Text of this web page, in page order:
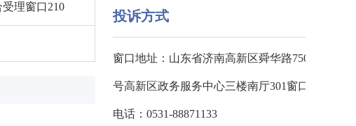
理窗口210
投诉方式
窗口地址：山东省济南高新区舜华路750
号高新区政务服务中心三楼南厅301窗口
电话：0531-88871133